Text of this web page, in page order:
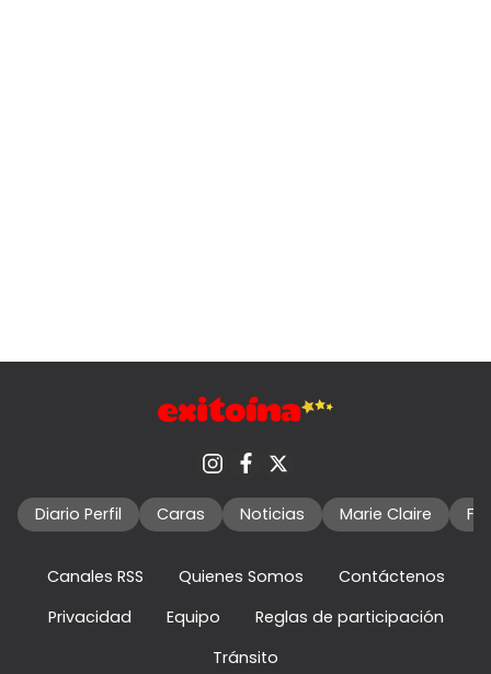
Diario Perfil Caras Noticias Marie Claire
Canales RSS Quienes Somos
Contáctenos
Privacidad
Equipo
Reglas de participación
Tránsito